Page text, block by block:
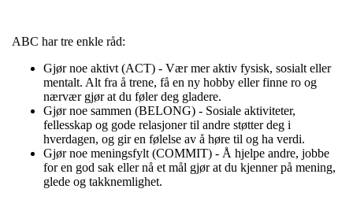
ABC har tre enkle råd:
Gjør noe aktivt (ACT) - Vær mer aktiv fysisk, sosialt eller
mentalt. Alt fra å trene, få en ny hobby eller finne ro og
nærvær gjør at du føler deg gladere.
Gjør noe sammen (BELONG) - Sosiale aktiviteter,
fellesskap og gode relasjoner til andre støtter deg i
hverdagen, og gir en følelse av å høre til og ha verdi.
Gjør noe meningsfylt (COMMIT) - Å hjelpe andre, jobbe
for en god sak eller nå et mål gjør at du kjenner på mening,
glede og takknemlighet.